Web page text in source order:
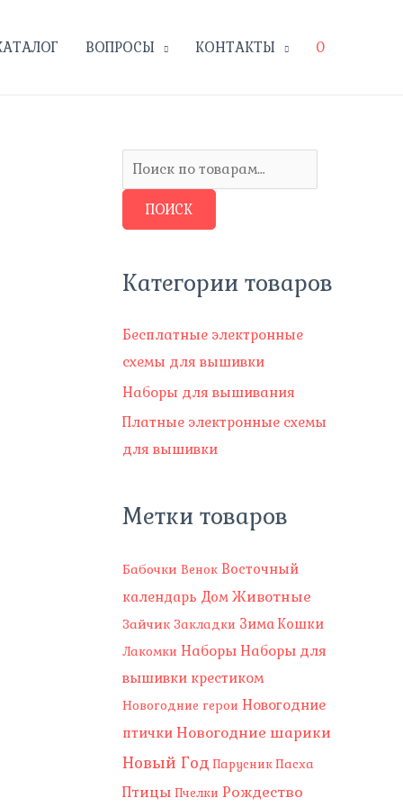
ВОПРОСЫ КОНТАКТЫ 0
с
т
ь
ПОИСК
Категории товаров
Бесплатные электронные
схемы для вышивки
Наборы для вышивания
Платные электронные схемы
для вышивки
Метки товаров
Бабочки Венок Восточный
календарь Дом Животные
Зайчик Закладки Зима Кошки
Лакомки Наборы Наборы для
вышивки крестиком
Новогодние герои Новогодние
птички Новогодние шарики
Новый Год Парусник Пасха
Птицы Пчелки Рождество